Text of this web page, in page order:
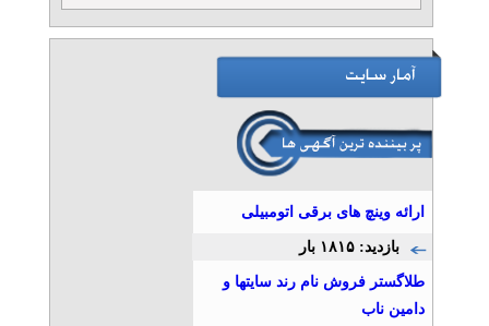
ارائه وینچ های برقی اتومبیلی
بازدید: ۱۸۱۵ بار
طلاگستر فروش نام رند سایتها و
دامین ناب